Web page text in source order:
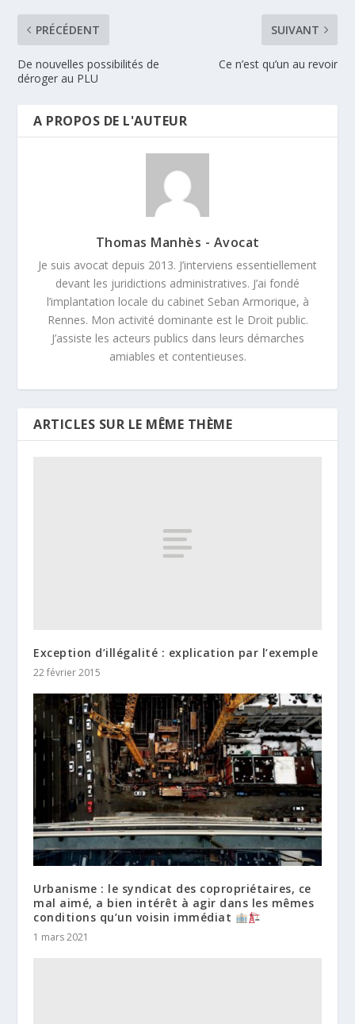
PRÉCÉDENT
De nouvelles possibilités de
déroger au PLU
SUIVANT
Ce n’est qu’un au revoir
A PROPOS DE L'AUTEUR
Thomas Manhès - Avocat
Je suis avocat depuis 2013. J’interviens essentiellement
devant les juridictions administratives. J’ai fondé
l’implantation locale du cabinet Seban Armorique, à
Rennes. Mon activité dominante est le Droit public.
J’assiste les acteurs publics dans leurs démarches
amiables et contentieuses.
ARTICLES SUR LE MÊME THÈME
Exception d’illégalité : explication par l’exemple
22 février 2015
Urbanisme : le syndicat des copropriétaires, ce
mal aimé, a bien intérêt à agir dans les mêmes
conditions qu’un voisin immédiat
1 mars 2021